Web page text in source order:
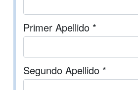
Primer Apellido *
Segundo Apellido *